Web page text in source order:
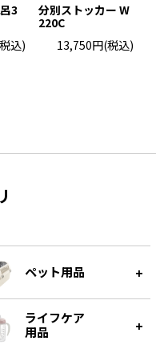
ル
的なアイテムでワンランクア
3
込)
分別ストッカー W
220C
13,750円(税込)
ペット用品
ライフケア
用品